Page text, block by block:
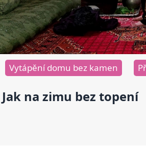
Vytápění domu bez kamen
Jak na zimu bez topení